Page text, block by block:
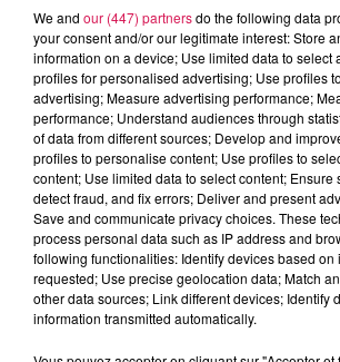
joli marché de Noël, avec les
l’harmonie municipale à 11h30 et
des enfants à 15h. Cet
par l’union commerciale et
À L'ANTENNE
We and our (447) partnersdo the following data
your consent and/or our legitimate interest: Store
information on a device; Use limited data to select
profiles for personalised advertising; Use profiles
advertising; Measure advertising performance;
performance; Understand audiences through
of data from different sources; Develop and
profiles to personalise content; Use profiles to
content; Use limited data to select content; Ensure
detect fraud, and fix errors; Deliver and present
Save and communicate privacy choices. These
process personal data such as IP address and
following functionalities: Identify devices based on
requested; Use precise geolocation data; Match
other data sources; Link different devices; Identify
information transmitted automatically.